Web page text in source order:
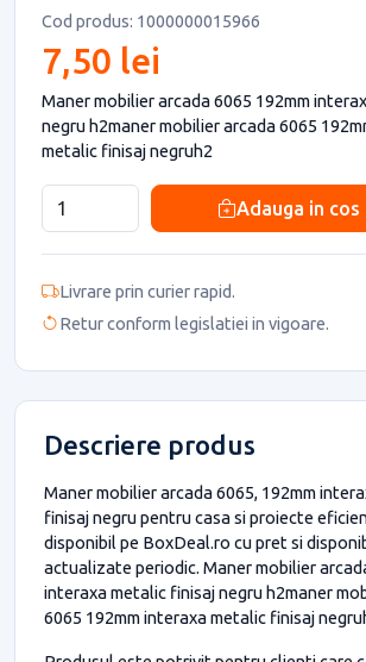
Cod produs: 1000000015966
7,50 lei
Maner mobilier arcada 6065 192mm
negru h2maner mobilier arcada 6065
metalic finisaj negruh2
Adauga in cos
Livrare prin curier rapid.
Retur conform legislatiei in vigoare.
Descriere produs
Maner mobilier arcada 6065, 192mm
finisaj negru pentru casa si proiecte
disponibil pe BoxDeal.ro cu pret si
actualizate periodic. Maner mobilier
interaxa metalic finisaj negru h2maner
6065 192mm interaxa metalic finisaj